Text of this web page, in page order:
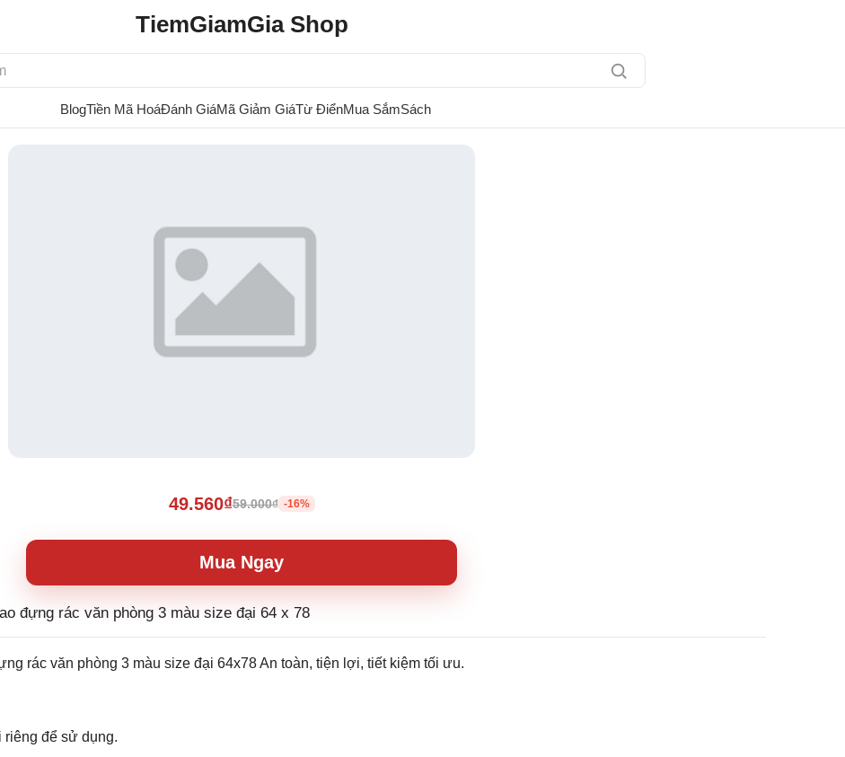
TiemGiamGia Shop
BlogTiền Mã HoáĐánh GiáMã Giảm GiáTừ ĐiểnMua SắmSách
49.560₫59.000₫ -16%
Mua Ngay
đựng rác văn phòng 3 màu size đại 64 x 78
rác văn phòng 3 màu size đại 64x78 An toàn, tiện lợi, tiết kiệm tối ưu.
riêng để sử dụng.